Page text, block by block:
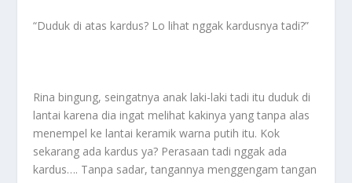
“Duduk di atas kardus? Lo lihat nggak kardusnya tadi?”
Rina bingung, seingatnya anak laki-laki tadi itu duduk di
lantai karena dia ingat melihat kakinya yang tanpa alas
menempel ke lantai keramik warna putih itu. Kok
sekarang ada kardus ya? Perasaan tadi nggak ada
kardus…. Tanpa sadar, tangannya menggengam tangan